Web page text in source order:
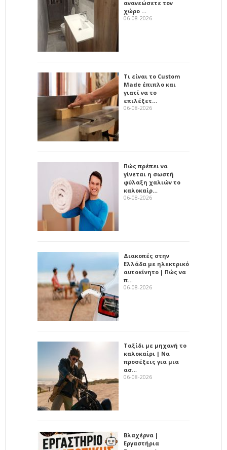
ανανεώσετε τον
χώρο …
06-08-2026
Τι είναι το Custom
Made έπιπλο και
γιατί να το
επιλέξετ…
06-08-2026
Πώς πρέπει να
γίνεται η σωστή
φύλαξη χαλιών το
καλοκαίρ…
06-08-2026
Διακοπές στην
Ελλάδα με ηλεκτρικό
αυτοκίνητο | Πώς να
π…
06-08-2026
Ταξίδι με μηχανή το
καλοκαίρι | Να
προσέξεις για μια
ασ…
06-08-2026
Βλαχέρνα |
Εργαστήρια